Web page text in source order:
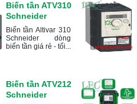
Biến tần ATV310
Schneider
Biến tần Altivar 310
Schneider dòng
biến tần giá rẻ - tối...
Biến tần ATV212
Schneider